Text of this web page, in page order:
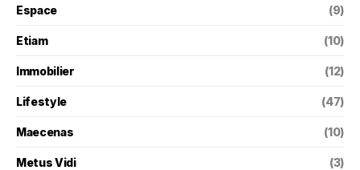
Espace (9)
Etiam (10)
Immobilier (12)
Lifestyle (47)
Maecenas (10)
Metus Vidi (3)